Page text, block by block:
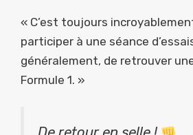
« C’est toujours
participer à une séance
généralement, de retrouver
Formule 1. »